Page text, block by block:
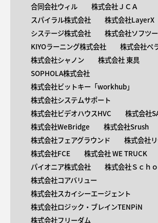
合同会社ウィル
株式会社ＪＣＡ
スパイラル株式会社
株式会社LayerX
システージ株式会社
株式会社ソフツー
KIYOラーニング株式会社
株式会社ペ
株式会社シャノン
株式会社 東具
SOPHOLA株式会社
株式会社ビットキー「workhub」
株式会社システムサポート
株式会社ビデオハウスHVC
株式会社
株式会社WeBridge
株式会社Srush
株式会社フェアグラウンド
株式会社
株式会社FCE
株式会社 WE TRUCK
パイオニア株式会社
株式会社Ｓｃｈ
株式会社コアバリュー
株式会社スカイシーエージェント
株式会社ロジック・ブレインTENPiN
株式会社フリーダム